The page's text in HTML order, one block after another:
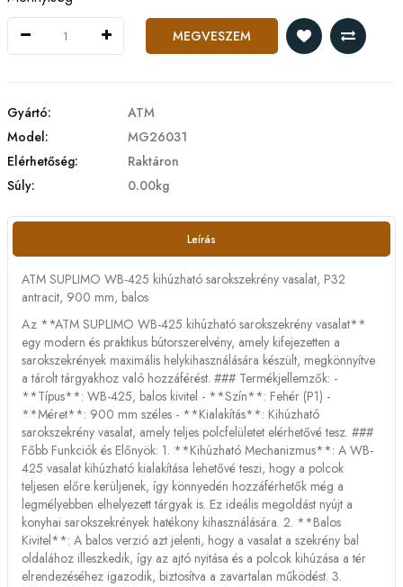
MEGVESZEM
Gyártó:
ATM
Model:
MG26031
Elérhetőség:
Raktáron
Súly:
0.00kg
Leírás
ATM SUPLIMO WB-425 kihúzható sarokszekrény vasalat, P32
antracit, 900 mm, balos
Az **ATM SUPLIMO WB-425 kihúzható sarokszekrény vasalat**
egy modern és praktikus bútorszerelvény, amely kifejezetten a
sarokszekrények maximális helykihasználására készült, megkönnyítve
a tárolt tárgyakhoz való hozzáférést. ### Termékjellemzők: -
**Típus**: WB-425, balos kivitel - **Szín**: Fehér (P1) -
**Méret**: 900 mm széles - **Kialakítás**: Kihúzható
sarokszekrény vasalat, amely teljes polcfelületet elérhetővé tesz. ###
Főbb Funkciók és Előnyök: 1. **Kihúzható Mechanizmus**: A WB-
425 vasalat kihúzható kialakítása lehetővé teszi, hogy a polcok
teljesen előre kerüljenek, így könnyedén hozzáférhetők még a
legmélyebben elhelyezett tárgyak is. Ez ideális megoldást nyújt a
konyhai sarokszekrények hatékony kihasználására. 2. **Balos
Kivitel**: A balos verzió azt jelenti, hogy a vasalat a szekrény bal
oldalához illeszkedik, így az ajtó nyitása és a polcok kihúzása a tér
elrendezéséhez igazodik, biztosítva a zavartalan működést. 3.